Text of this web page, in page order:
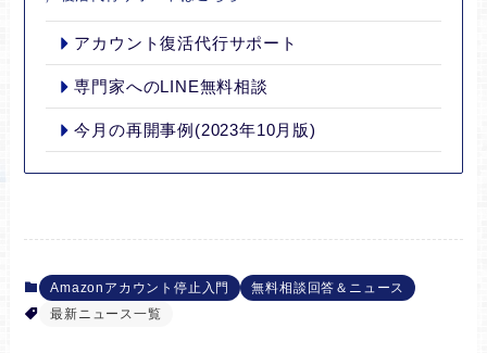
アカウント復活代行サポート
専門家へのLINE無料相談
今月の再開事例(2023年10月版)
Amazonアカウント停止入門
無料相談回答＆ニュース
最新ニュース一覧